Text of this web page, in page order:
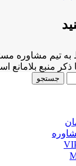
تیم مشاوره
ذکر منبع بلامانع
جستجو